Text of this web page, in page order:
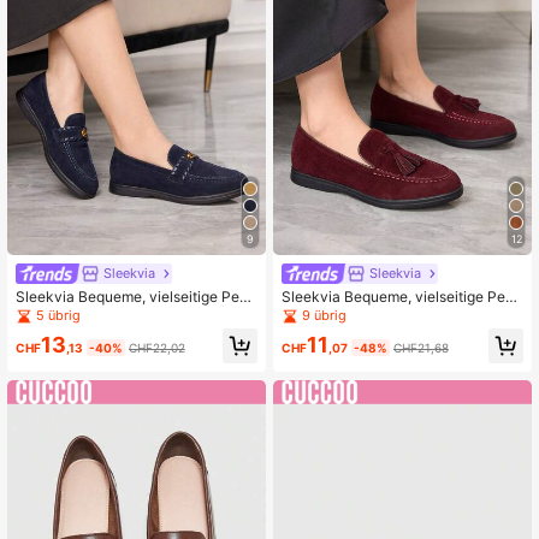
9
Sleekvia
Sleekvia Bequeme, vielseitige Pend
ler-Quasten-Dekor Loafers
5 übrig
CHF13 ,13 -40% CHF22,02
12
Sleekvia
Sleekvia Bequeme, vielseitige Pend
ler-Quasten-Dekor Loafers
9 übrig
CHF11 ,07 -48% CHF21,68